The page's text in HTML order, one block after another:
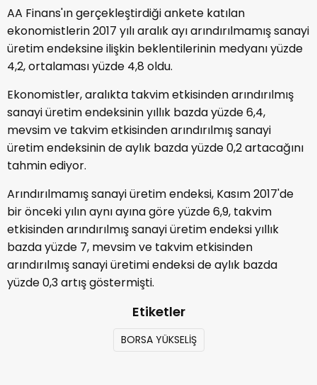
AA Finans'ın gerçekleştirdiği ankete katılan
ekonomistlerin 2017 yılı aralık ayı arındırılmamış sanayi
üretim endeksine ilişkin beklentilerinin medyanı yüzde
4,2, ortalaması yüzde 4,8 oldu.
Ekonomistler, aralıkta takvim etkisinden arındırılmış
sanayi üretim endeksinin yıllık bazda yüzde 6,4,
mevsim ve takvim etkisinden arındırılmış sanayi
üretim endeksinin de aylık bazda yüzde 0,2 artacağını
tahmin ediyor.
Arındırılmamış sanayi üretim endeksi, Kasım 2017'de
bir önceki yılın aynı ayına göre yüzde 6,9, takvim
etkisinden arındırılmış sanayi üretim endeksi yıllık
bazda yüzde 7, mevsim ve takvim etkisinden
arındırılmış sanayi üretimi endeksi de aylık bazda
yüzde 0,3 artış göstermişti.
Etiketler
BORSA YÜKSELİŞ